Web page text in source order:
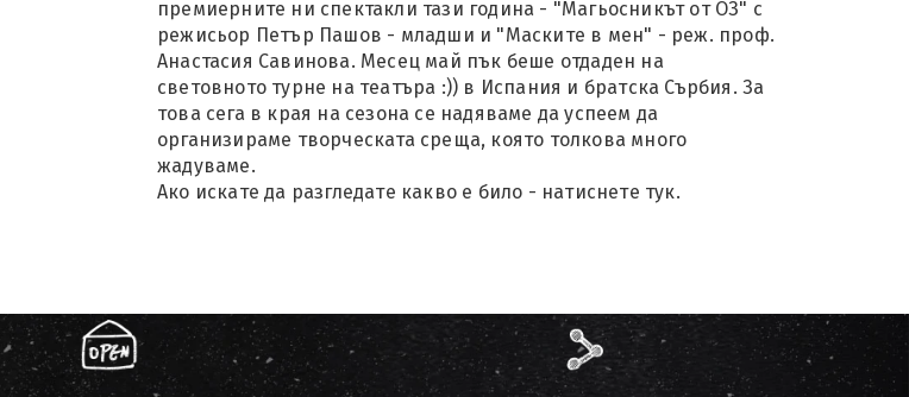
премиерните ни спектакли тази година - "Магьосникът от ОЗ" с
режисьор Петър Пашов - младши и "Маските в мен" - реж. проф.
Анастасия Савинова. Месец май пък беше отдаден на
световното турне на театъра :)) в Испания и братска Сърбия. За
това сега в края на сезона се надяваме да успеем да
организираме творческата среща, която толкова много
жадуваме.
Ако искате да разгледате какво е било - натиснете тук.